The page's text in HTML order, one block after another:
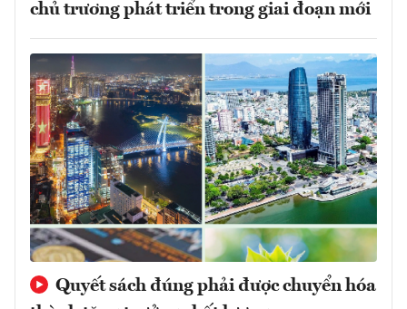
chủ trương phát triển trong giai đoạn mới
Quyết sách đúng phải được chuyển hóa